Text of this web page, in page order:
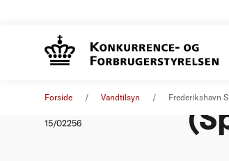
Forside Vandtilsyn Frederikshavn
15/02256